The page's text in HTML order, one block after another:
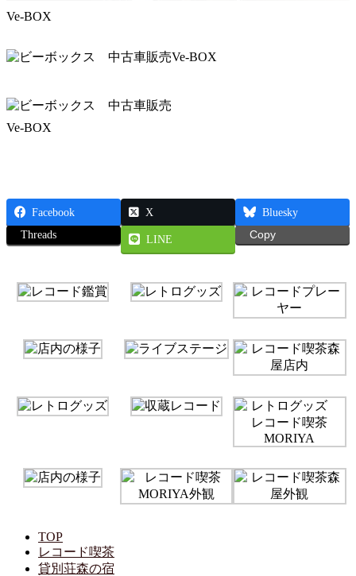
Ve-BOX
Ve-BOX
Ve-BOX
Facebook X
Bluesky
Threads
LINE Copy
TOP
レコード喫茶
貸別荘森の宿